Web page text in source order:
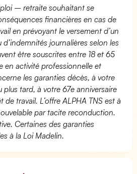
– retraite souhaitant se
financières en cas de
en prévoyant le versement d’un
journalières selon les
être souscrites entre 18 et 65
en activité professionnelle et
les garanties décès, à votre
plus tard, à votre 67e anniversaire
travail. L’offre ALPHA TNS est à
par tacite reconduction.
Certaines des garanties
à la Loi Madelin.